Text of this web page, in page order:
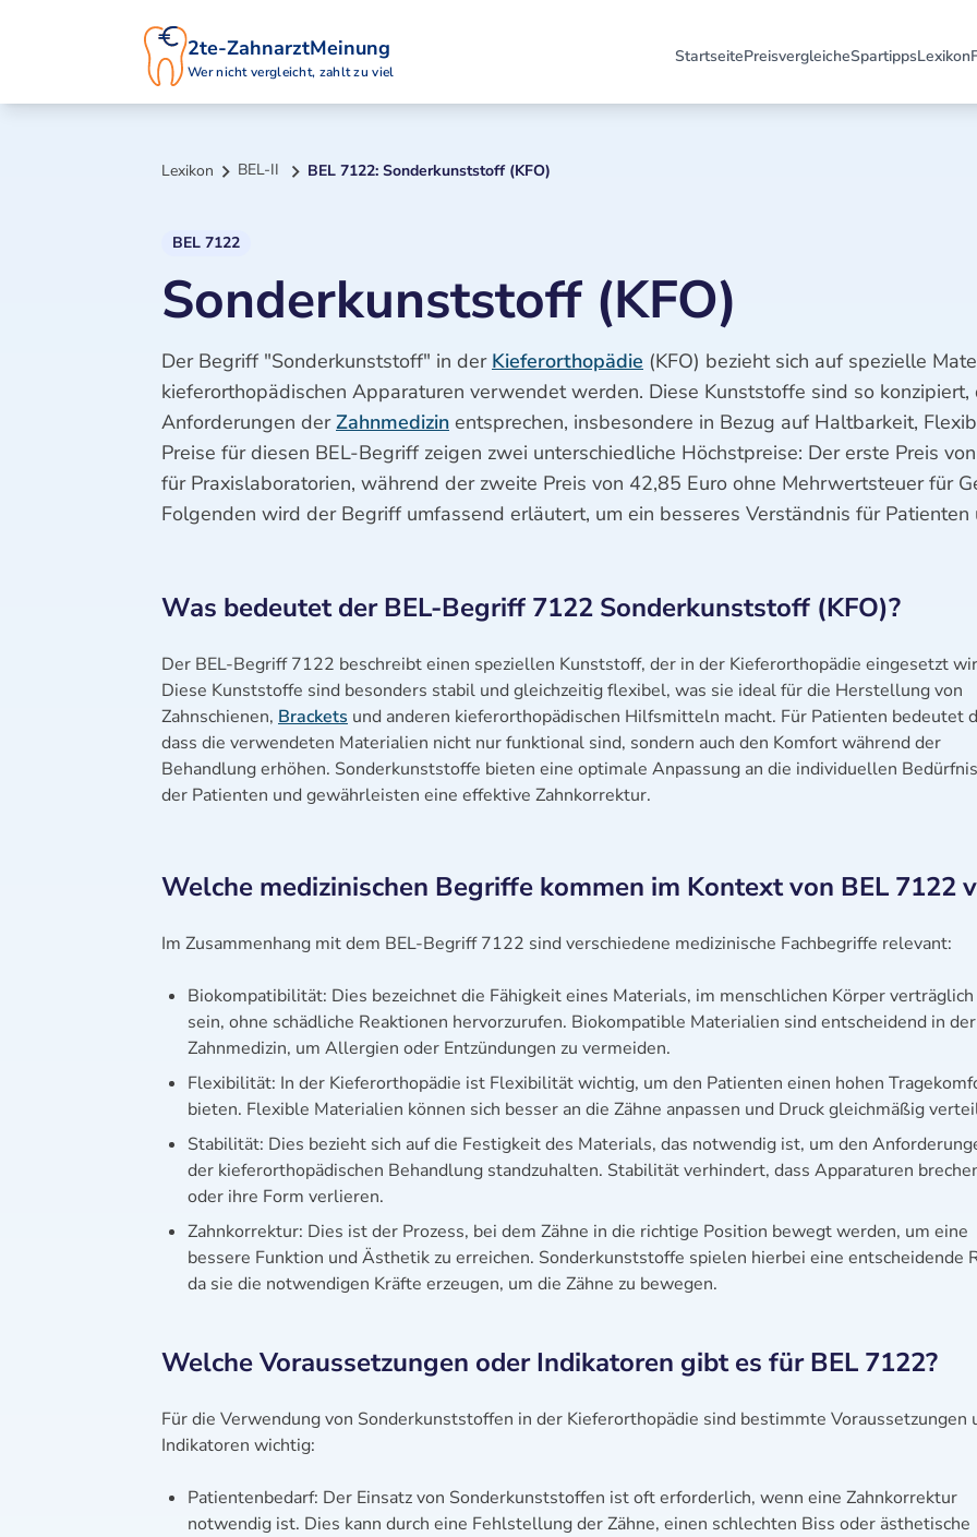
2te-ZahnarztMeinung
Wer nicht vergleicht, zahlt zu viel
StartseitePreisvergleicheSpartippsLexikon
Lexikon BEL-II BEL 7122: Sonderkunststoff (KFO)
BEL 7122
Sonderkunststoff (KFO)
Der Begriff "Sonderkunststoff" in der Kieferorthopädie (KFO) bezieht sich auf spezielle
kieferorthopädischen Apparaturen verwendet werden. Diese Kunststoffe sind so konzipiert,
Anforderungen derZahnmedizin entsprechen, insbesondere in Bezug auf Haltbarkeit,
Preise für diesen BEL-Begriff zeigen zwei unterschiedliche Höchstpreise: Der erste Preis
für Praxislaboratorien, während der zweite Preis von 42,85 Euro ohne Mehrwertsteuer für
Folgenden wird der Begriff umfassend erläutert, um ein besseres Verständnis für Patienten
Was bedeutet der BEL-Begriff 7122 Sonderkunststoff (KFO)?
Der BEL-Begriff 7122 beschreibt einen speziellen Kunststoff, der in der Kieferorthopädie eingesetzt
Diese Kunststoffe sind besonders stabil und gleichzeitig flexibel, was sie ideal für die Herstellung von
Zahnschienen, Brackets und anderen kieferorthopädischen Hilfsmitteln macht. Für Patienten bedeutet
dass die verwendeten Materialien nicht nur funktional sind, sondern auch den Komfort während der
Behandlung erhöhen. Sonderkunststoffe bieten eine optimale Anpassung an die individuellen
der Patienten und gewährleisten eine effektive Zahnkorrektur.
Welche medizinischen Begriffe kommen im Kontext von BEL 7122
Im Zusammenhang mit dem BEL-Begriff 7122 sind verschiedene medizinische Fachbegriffe relevant:
Biokompatibilität: Dies bezeichnet die Fähigkeit eines Materials, im menschlichen Körper verträglich
sein, ohne schädliche Reaktionen hervorzurufen. Biokompatible Materialien sind entscheidend in der
Zahnmedizin, um Allergien oder Entzündungen zu vermeiden.
Flexibilität: In der Kieferorthopädie ist Flexibilität wichtig, um den Patienten einen hohen
bieten. Flexible Materialien können sich besser an die Zähne anpassen und Druck gleichmäßig
Stabilität: Dies bezieht sich auf die Festigkeit des Materials, das notwendig ist, um den
der kieferorthopädischen Behandlung standzuhalten. Stabilität verhindert, dass Apparaturen
oder ihre Form verlieren.
Zahnkorrektur: Dies ist der Prozess, bei dem Zähne in die richtige Position bewegt werden, um eine
bessere Funktion und Ästhetik zu erreichen. Sonderkunststoffe spielen hierbei eine entscheidende
da sie die notwendigen Kräfte erzeugen, um die Zähne zu bewegen.
Welche Voraussetzungen oder Indikatoren gibt es für BEL 7122?
Für die Verwendung von Sonderkunststoffen in der Kieferorthopädie sind bestimmte Voraussetzungen
Indikatoren wichtig:
Patientenbedarf: Der Einsatz von Sonderkunststoffen ist oft erforderlich, wenn eine Zahnkorrektur
notwendig ist. Dies kann durch eine Fehlstellung der Zähne, einen schlechten Biss oder ästhetische